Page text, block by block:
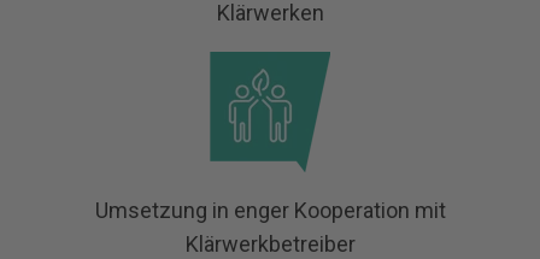
Klärwerken
Umsetzung in enger Kooperation mit
Klärwerkbetreiber